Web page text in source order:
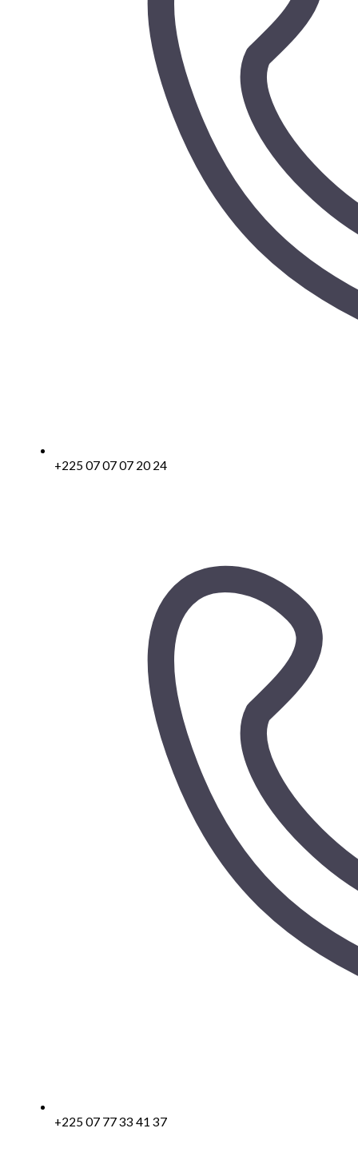
+225 07 07 07 20 24
+225 07 77 33 41 37